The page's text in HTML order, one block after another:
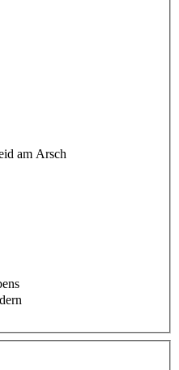
am Arsch